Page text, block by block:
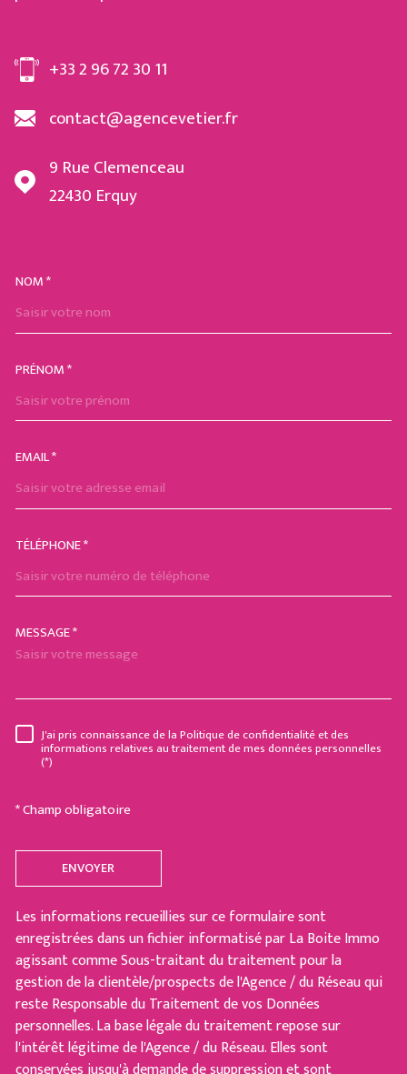
+33 2 96 72 30 11
contact@agencevetier.fr
9 Rue Clemenceau
22430 Erquy
NOM *
PRÉNOM *
EMAIL *
TÉLÉPHONE *
MESSAGE *
RÈGLEMENTATION
J'ai pris connaissance de la Politique de confidentialité et des
informations relatives au traitement de mes données personnelles
(*)
* Champ obligatoire
ENVOYER
Les informations recueillies sur ce formulaire sont
enregistrées dans un fichier informatisé par La Boite Immo
agissant comme Sous-traitant du traitement pour la
gestion de la clientèle/prospects de l'Agence / du Réseau qui
reste Responsable du Traitement de vos Données
personnelles. La base légale du traitement repose sur
l'intérêt légitime de l'Agence / du Réseau. Elles sont